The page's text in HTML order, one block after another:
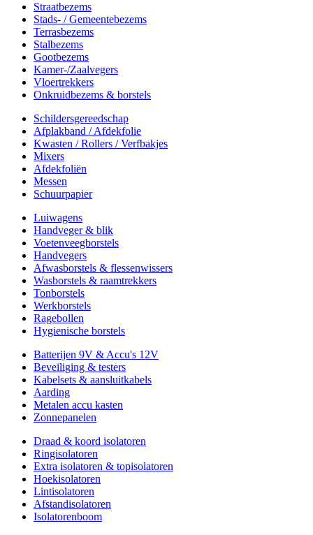
Straatbezems
Stads- / Gemeentebezems
Terrasbezems
Stalbezems
Gootbezems
Kamer-/Zaalvegers
Vloertrekkers
Onkruidbezems & borstels
Schildersgereedschap
Afplakband / Afdekfolie
Kwasten / Rollers / Verfbakjes
Mixers
Afdekfoliën
Messen
Schuurpapier
Luiwagens
Handveger & blik
Voetenveegborstels
Handvegers
Afwasborstels & flessenwissers
Wasborstels & raamtrekkers
Tonborstels
Werkborstels
Ragebollen
Hygienische borstels
Batterijen 9V & Accu's 12V
Beveiliging & testers
Kabelsets & aansluitkabels
Aarding
Metalen accu kasten
Zonnepanelen
Draad & koord isolatoren
Ringisolatoren
Extra isolatoren & topisolatoren
Hoekisolatoren
Lintisolatoren
Afstandisolatoren
Isolatorenboom